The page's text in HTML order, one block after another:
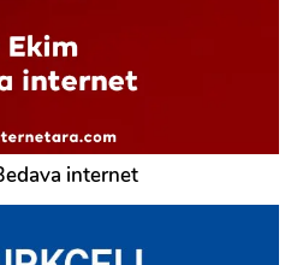
internet